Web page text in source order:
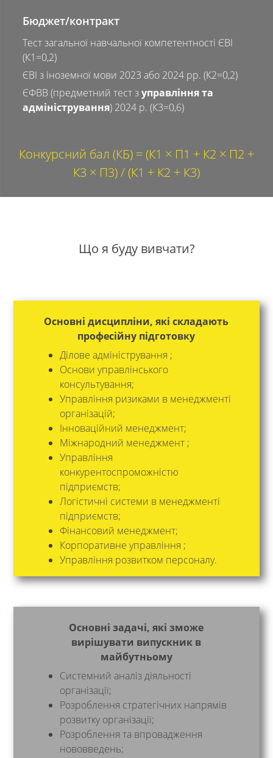
Бюджет/контракт
Тест загальної навчальної компетентності ЄВІ
(К1=0,2)
ЄВІ з іноземної мови 2023 або 2024 рр. (К2=0,2)
ЄФВВ (предметний тест зуправління та
адміністрування) 2024 р. (К3=0,6)
Конкурсний бал (КБ) = (К1 × П1 + К2 × П2 +
К3 × П3) / (К1 + К2 + К3)
Що я буду вивчати?
Основні дисципліни, які складають
професійну підготовку
Ділове адміністрування ;
Основи управлінського
консультування;
Управління ризиками в менеджменті
організацій;
Інноваційний менеджмент;
Міжнародний менеджмент ;
Управління
конкурентоспроможністю
підприємств;
Логістичні системи в менеджменті
підприємств;
Фінансовий менеджмент;
Корпоративне управління ;
Управління розвитком персоналу.
Основні задачі, які зможе
вирішувати випускник в
майбутньому
Системний аналіз діяльності
організації;
Розроблення стратегічних напрямів
розвитку організації;
Розроблення та впровадження
нововведень;